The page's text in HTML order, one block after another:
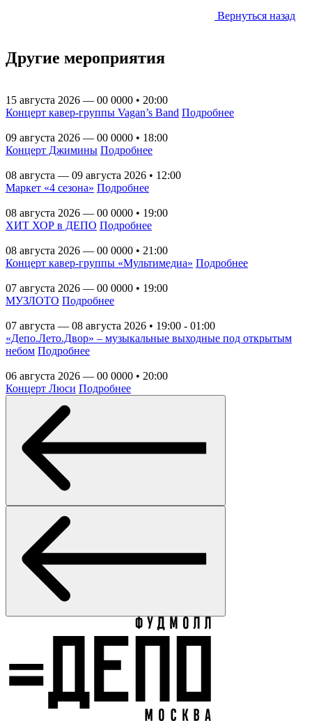
Вернуться назад
Другие мероприятия
15 августа 2026 — 00 0000 • 20:00
Концерт кавер-группы Vagan’s Band Подробнее
09 августа 2026 — 00 0000 • 18:00
Концерт Джимины Подробнее
08 августа — 09 августа 2026 • 12:00
Маркет «4 сезона» Подробнее
08 августа 2026 — 00 0000 • 19:00
ХИТ ХОР в ДЕПО Подробнее
08 августа 2026 — 00 0000 • 21:00
Концерт кавер-группы «Мультимедиа» Подробнее
07 августа 2026 — 00 0000 • 19:00
МУЗЛОТО Подробнее
07 августа — 08 августа 2026 • 19:00 - 01:00
«Депо.Лето.Двор» – музыкальные выходные под открытым
небом Подробнее
06 августа 2026 — 00 0000 • 20:00
Концерт Люси Подробнее